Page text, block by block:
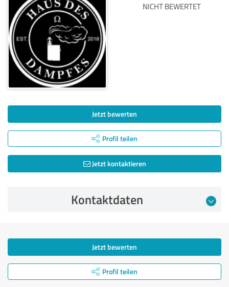
NICHT BEWERTET
Jetzt bewerten
Profil teilen
Jetzt kontaktieren
Kontaktdaten
Jetzt bewerten
Profil teilen